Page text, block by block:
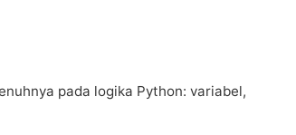
pada logika Python: variabel,